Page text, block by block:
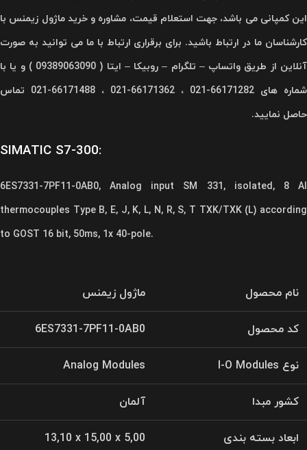
این کمپانی می باشد، جهت استعلام قیمت، مشاوره و خرید ماژول زیمنس با
کارشناسان ما در ارتباط باشید. برای برقراری ارتباط با ما می توانید به صورت
آنلاین از طریق واتساپ – تلگرام – روبیکا – ایتا ( 09389063090 ) و یا با
شماره های 66171282-021 ، 66171362-021 ، 66171488-021 تماس
حاصل نمایید.
SIMATIC S7-300:
6ES7331-7PF11-0AB0, Analog input SM 331, isolated, 8 AI
thermocouples Type B, E, J, K, L, N, R, S, T TXK/TXK (L) according
to GOST 16 bit, 50ms, 1x 40-pole.
نام محصول ماژول زیمنس
کد محصول 6ES7331-7PF11-0AB0
نوع I-O Modules Analog Modules
کشور مبدا آلمان
ابعاد بسته بندی 13,10 x 15,00 x 5,00